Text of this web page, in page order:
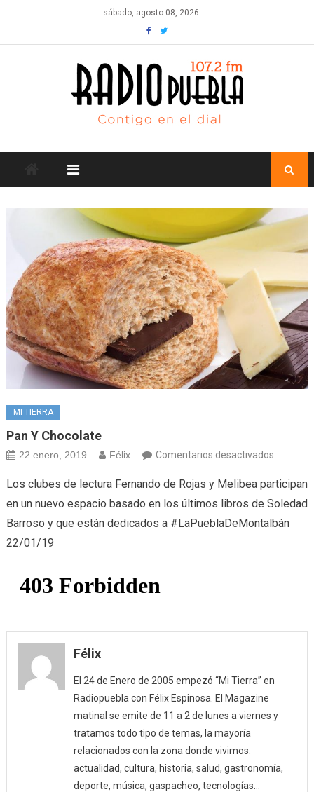
content
sábado, agosto 08, 2026
MI TIERRA
Pan Y Chocolate
22 enero, 2019 Félix Comentarios desactivadosen
y
Los clubes de lectura Fernando de Rojas y Melibea participan
en un nuevo espacio basado en los últimos libros de Soledad
Barroso y que están dedicados a #LaPueblaDeMontalbán
22/01/19
Félix
El 24 de Enero de 2005 empezó “Mi Tierra” en
Radiopuebla con Félix Espinosa. El Magazine
matinal se emite de 11 a 2 de lunes a viernes y
tratamos todo tipo de temas, la mayoría
relacionados con la zona donde vivimos:
actualidad, cultura, historia, salud, gastronomía,
deporte, música, gaspacheo, tecnologías…